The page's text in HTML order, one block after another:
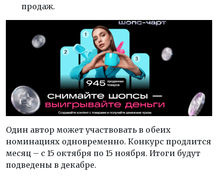
продаж.
Один автор может участвовать в обеих
номинациях одновременно. Конкурс продлится
месяц – с 15 октября по 15 ноября. Итоги будут
подведены в декабре.